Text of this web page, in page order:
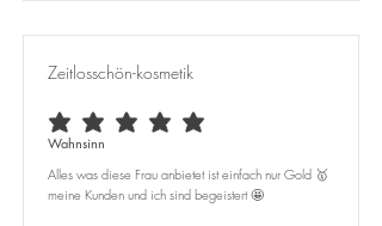
Zeitlosschön-kosmetik
durchschnittliches Rating ist 5 von 5
Wahnsinn
Alles was diese Frau anbietet ist einfach nur Gold 🥇
meine Kunden und ich sind begeistert 🤩